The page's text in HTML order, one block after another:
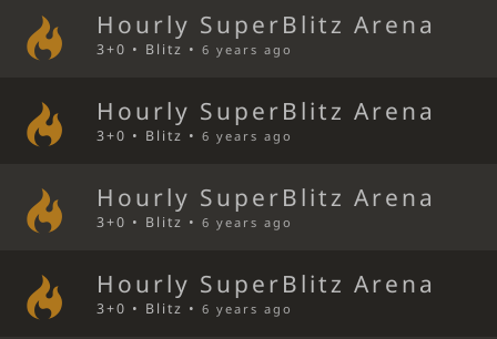
Hourly SuperBlitz Arena
3+0 • Blitz •6 years ago
Hourly SuperBlitz Arena
3+0 • Blitz •6 years ago
Hourly SuperBlitz Arena
3+0 • Blitz •6 years ago
Hourly SuperBlitz Arena
3+0 • Blitz •6 years ago